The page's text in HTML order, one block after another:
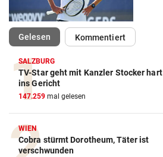
Gelesen(ausgewählt)Kommentiert
SALZBURG
TV-Star geht mit Kanzler Stocker hart
ins Gericht
147.259 mal gelesen
WIEN
Cobra stürmt Dorotheum, Täter ist
verschwunden
Action-Cam Vergleich
ZUM VERGLEICH
Crosstrainer Vergleich
ZUM VERGLEICH